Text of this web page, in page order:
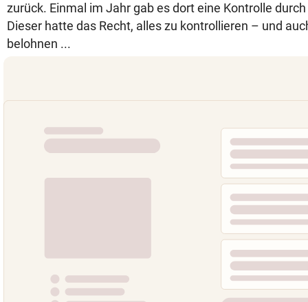
zurück. Einmal im Jahr gab es dort eine Kontrolle
Dieser hatte das Recht, alles zu kontrollieren – und
belohnen ...